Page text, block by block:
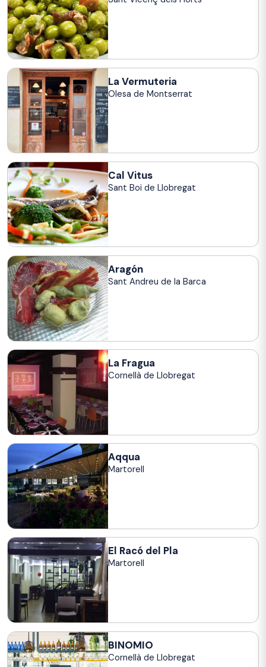
La Vermuteria
Olesa de Montserrat
Cal Vitus
Sant Boi de Llobregat
Aragón
Sant Andreu de la Barca
La Fragua
Cornellà de Llobregat
Aqqua
Martorell
El Racó del Pla
Martorell
BINOMIO
Cornellà de Llobregat